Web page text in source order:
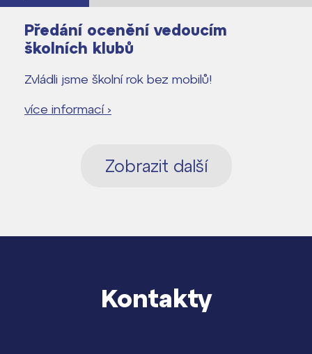
Předání ocenění vedoucím
školních klubů
Zvládli jsme školní rok bez mobilů!
více informací ›
Zobrazit další
Kontakty